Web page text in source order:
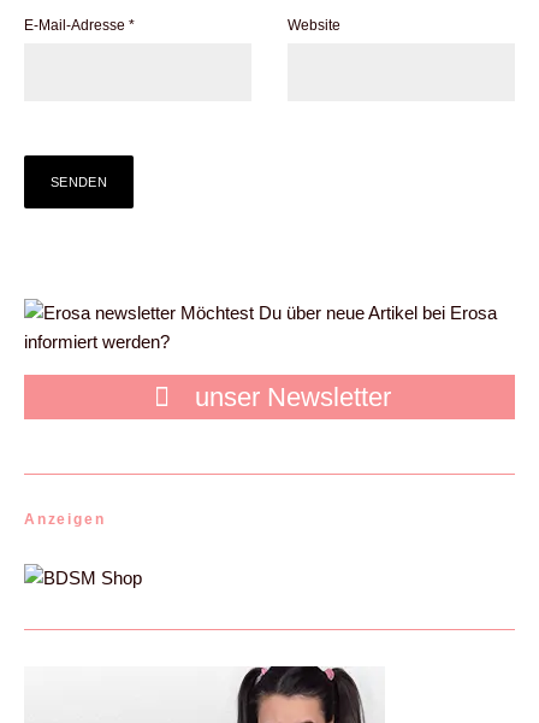
E-Mail-Adresse * Website
Möchtest Du über neue Artikel bei Erosa
informiert werden?
unser Newsletter
Anzeigen